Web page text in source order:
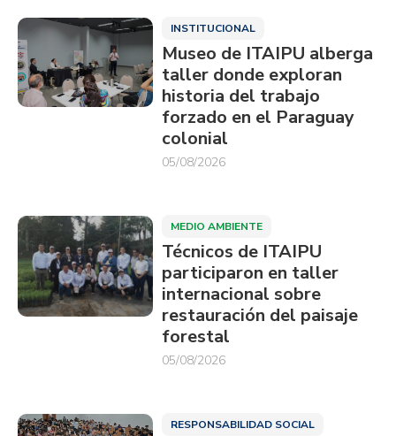
INSTITUCIONAL
Museo de ITAIPU alberga
taller donde exploran
historia del trabajo
forzado en el Paraguay
colonial
05/08/2026
MEDIO AMBIENTE
Técnicos de ITAIPU
participaron en taller
internacional sobre
restauración del paisaje
forestal
05/08/2026
RESPONSABILIDAD SOCIAL